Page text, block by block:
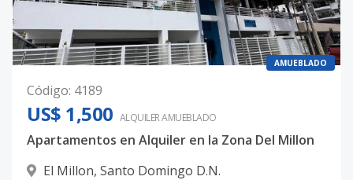
AMUEBLADO
Código: 4189
US$ 1,500 ALQUILERAMUEBLADO
Apartamentos en Alquiler en la Zona Del Millon
El Millon, Santo Domingo D.N.